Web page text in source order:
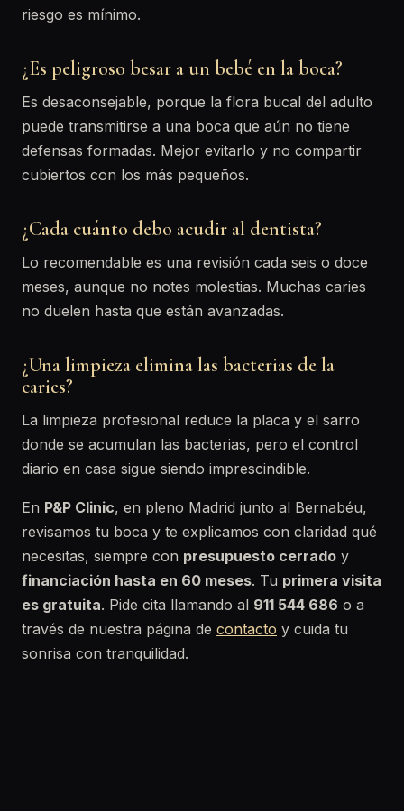
riesgo es mínimo.
¿Es peligroso besar a un bebé en la boca?
Es desaconsejable, porque la flora bucal del adulto
puede transmitirse a una boca que aún no tiene
defensas formadas. Mejor evitarlo y no compartir
cubiertos con los más pequeños.
¿Cada cuánto debo acudir al dentista?
Lo recomendable es una revisión cada seis o doce
meses, aunque no notes molestias. Muchas caries
no duelen hasta que están avanzadas.
¿Una limpieza elimina las bacterias de la
caries?
La limpieza profesional reduce la placa y el sarro
donde se acumulan las bacterias, pero el control
diario en casa sigue siendo imprescindible.
En P&P Clinic, en pleno Madrid junto al Bernabéu,
revisamos tu boca y te explicamos con claridad qué
necesitas, siempre con presupuesto cerrado y
financiación hasta en 60 meses. Tu primera visita
es gratuita. Pide cita llamando al 911 544 686 o a
través de nuestra página de contacto y cuida tu
sonrisa con tranquilidad.